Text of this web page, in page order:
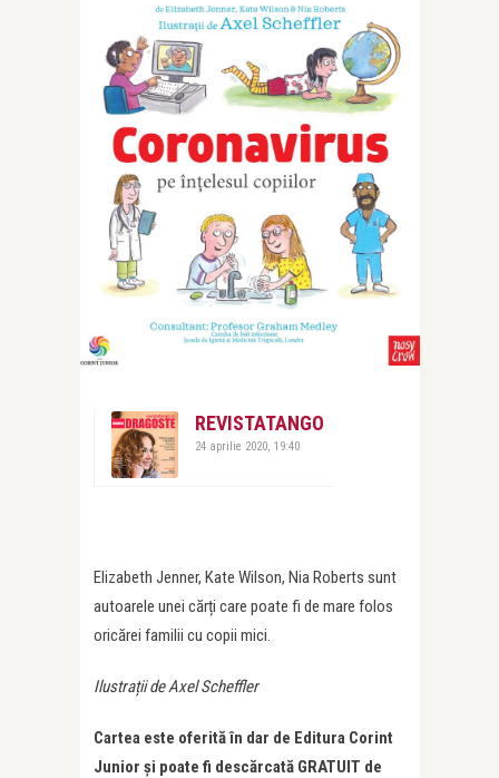
REVISTATANGO
24 aprilie 2020, 19:40
Elizabeth Jenner, Kate Wilson, Nia Roberts sunt
autoarele unei cărți care poate fi de mare folos
oricărei familii cu copii mici.
Ilustrații de Axel Scheffler
Cartea este oferită în dar de Editura Corint
Junior și poate fi descărcată GRATUIT de